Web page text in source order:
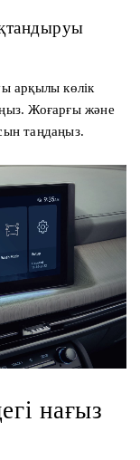
арқылы көлік
Жоғарғы және
таңдаңыз.
нағыз